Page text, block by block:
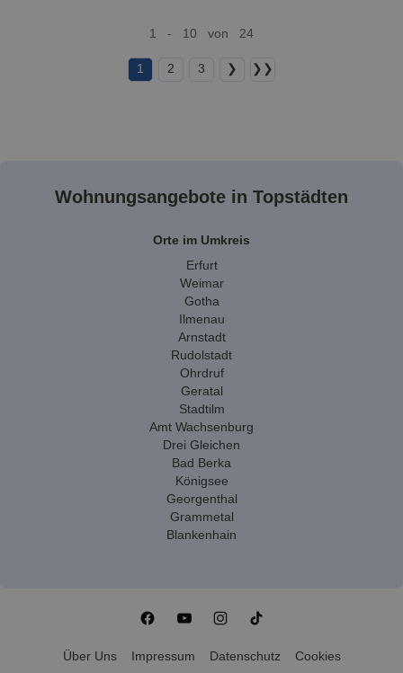
1 - 10 von 24
1 2 3 ❯ ❯❯
Wohnungsangebote in Topstädten
Orte im Umkreis
Erfurt
Weimar
Gotha
Ilmenau
Arnstadt
Rudolstadt
Ohrdruf
Geratal
Stadtilm
Amt Wachsenburg
Drei Gleichen
Bad Berka
Königsee
Georgenthal
Grammetal
Blankenhain
Über Uns Impressum Datenschutz Cookies